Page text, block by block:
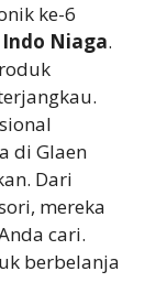
ke-6
Niaga.
di Glaen
Dari
mereka
cari.
berbelanja